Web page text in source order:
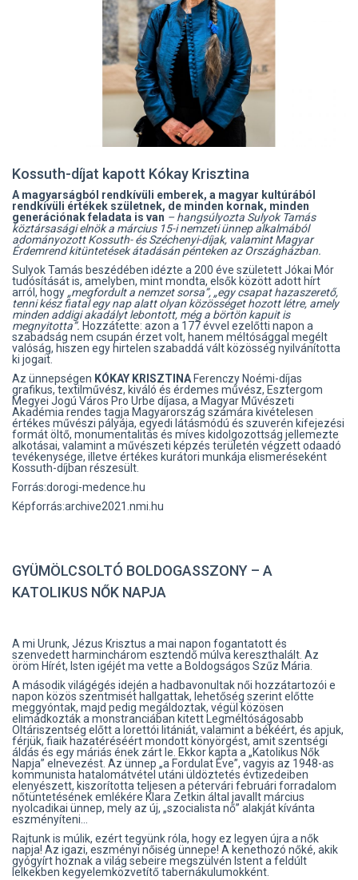
Kossuth-díjat kapott Kókay Krisztina
A magyarságból rendkívüli emberek, a magyar kultúrából
rendkívüli értékek születnek, de minden kornak, minden
generációnak feladata is van – hangsúlyozta Sulyok Tamás
köztársasági elnök a március 15-i nemzeti ünnep alkalmából
adományozott Kossuth- és Széchenyi-díjak, valamint Magyar
Érdemrend kitüntetések átadásán pénteken az Országházban.
Sulyok Tamás beszédében idézte a 200 éve született Jókai Mór
tudósítását is, amelyben, mint mondta, elsők között adott hírt
arról, hogy „megfordult a nemzet sorsa”, „egy csapat hazaszerető,
tenni kész fiatal egy nap alatt olyan közösséget hozott létre, amely
minden addigi akadályt lebontott, még a börtön kapuit is
megnyitotta”. Hozzátette: azon a 177 évvel ezelőtti napon a
szabadság nem csupán érzet volt, hanem méltósággal megélt
valóság, hiszen egy hirtelen szabaddá vált közösség nyilvánította
ki jogait.
Az ünnepségen KÓKAY KRISZTINA Ferenczy Noémi-díjas
grafikus, textilművész, kiváló és érdemes művész, Esztergom
Megyei Jogú Város Pro Urbe díjasa, a Magyar Művészeti
Akadémia rendes tagja Magyarország számára kivételesen
értékes művészi pályája, egyedi látásmódú és szuverén kifejezési
formát öltő, monumentalitás és míves kidolgozottság jellemezte
alkotásai, valamint a művészeti képzés területén végzett odaadó
tevékenysége, illetve értékes kurátori munkája elismeréseként
Kossuth-díjban részesült.
Forrás:dorogi-medence.hu
Képforrás:archive2021.nmi.hu
GYÜMÖLCSOLTÓ BOLDOGASSZONY – A
KATOLIKUS NŐK NAPJA
A mi Urunk, Jézus Krisztus a mai napon fogantatott és
szenvedett harminchárom esztendő múlva kereszthalált. Az
öröm Hírét, Isten igéjét ma vette a Boldogságos Szűz Mária.
A második világégés idején a hadbavonultak női hozzátartozói e
napon közös szentmisét hallgattak, lehetőség szerint előtte
meggyóntak, majd pedig megáldoztak, végül közösen
elimádkozták a monstranciában kitett Legméltóságosabb
Oltáriszentség előtt a lorettói litániát, valamint a békéért, és apjuk,
férjük, fiaik hazatéréséért mondott könyörgést, amit szentségi
áldás és egy máriás ének zárt le. Ekkor kapta a „Katolikus Nők
Napja” elnevezést. Az ünnep „a Fordulat Éve”, vagyis az 1948-as
kommunista hatalomátvétel utáni üldöztetés évtizedeiben
elenyészett, kiszorította teljesen a pétervári februári forradalom
nőtüntetésének emlékére Klara Zetkin által javallt március
nyolcadikai ünnep, mely az új, „szocialista nő” alakját kívánta
eszményíteni…
Rajtunk is múlik, ezért tegyünk róla, hogy ez legyen újra a nők
napja! Az igazi, eszményi nőiség ünnepe! A kenethozó nőké, akik
gyógyírt hoznak a világ sebeire megszülvén Istent a feldúlt
lelkekben kegyelemközvetítő tabernákulumokként.